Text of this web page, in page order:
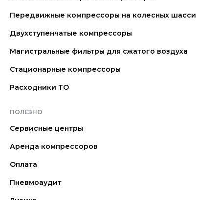
Передвижные компрессоры на колесных шасси
Двухступенчатые компрессоры
Магистральные фильтры для сжатого воздуха
Стационарные компрессоры
Расходники ТО
ПОЛЕЗНО
Сервисные центры
Аренда компрессоров
Оплата
Пневмоаудит